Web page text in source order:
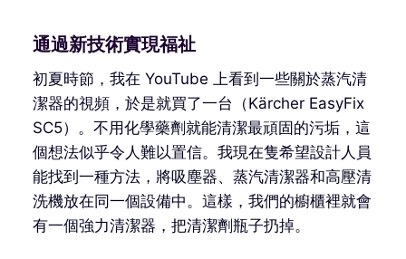
通過新技術實現福祉
初夏時節，我在 YouTube 上看到一些關於蒸汽清
潔器的視頻，於是就買了一台（Kärcher EasyFix
SC5）。不用化學藥劑就能清潔最頑固的污垢，這
個想法似乎令人難以置信。我現在隻希望設計人員
能找到一種方法，將吸塵器、蒸汽清潔器和高壓清
洗機放在同一個設備中。這樣，我們的櫥櫃裡就會
有一個強力清潔器，把清潔劑瓶子扔掉。